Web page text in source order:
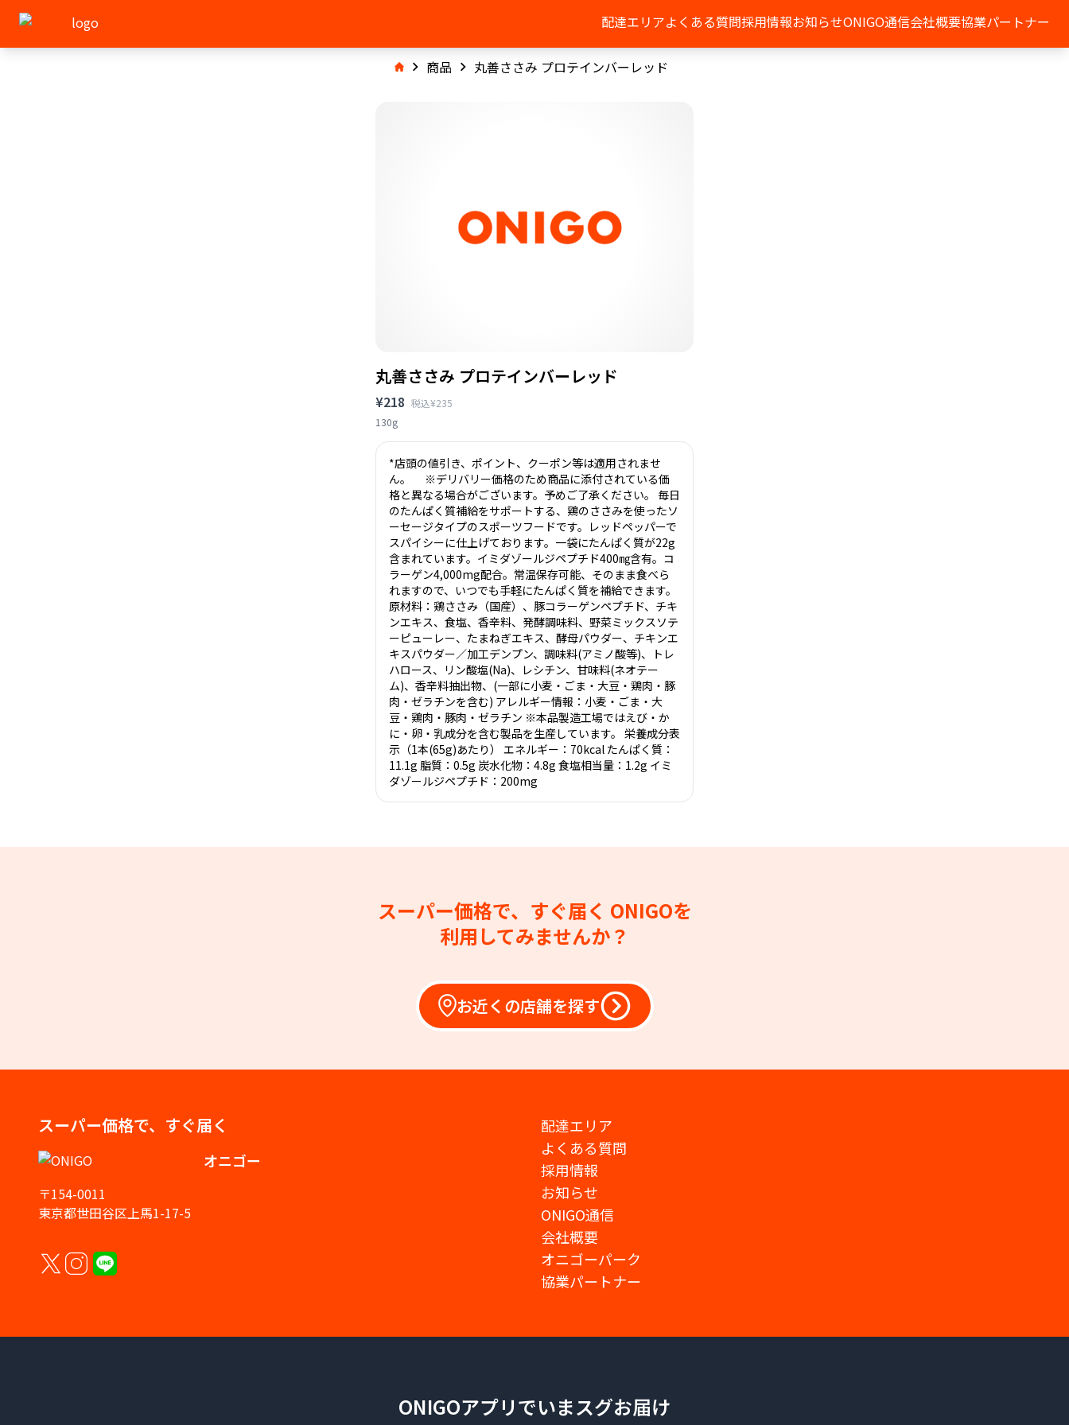
配達エリアよくある質問採用情報お知らせONIGO通信会社概要協業パートナー
商品 丸善ささみ プロテインバーレッド
丸善ささみ プロテインバーレッド
¥218 税込¥235
130g
*店頭の値引き、ポイント、クーポン等は適用されませ
ん。 ※デリバリー価格のため商品に添付されている価
格と異なる場合がございます。予めご了承ください。 毎日
のたんぱく質補給をサポートする、鶏のささみを使ったソ
ーセージタイプのスポーツフードです。レッドペッパーで
スパイシーに仕上げております。一袋にたんぱく質が22g
含まれています。イミダゾールジペプチド400㎎含有。コ
ラーゲン4,000mg配合。常温保存可能、そのまま食べら
れますので、いつでも手軽にたんぱく質を補給できます。
原材料：鶏ささみ（国産）、豚コラーゲンペプチド、チキ
ンエキス、食塩、香辛料、発酵調味料、野菜ミックスソテ
ーピューレー、たまねぎエキス、酵母パウダー、チキンエ
キスパウダー／加工デンプン、調味料(アミノ酸等)、トレ
ハロース、リン酸塩(Na)、レシチン、甘味料(ネオテー
ム)、香辛料抽出物、(一部に小麦・ごま・大豆・鶏肉・豚
肉・ゼラチンを含む) アレルギー情報：小麦・ごま・大
豆・鶏肉・豚肉・ゼラチン ※本品製造工場ではえび・か
に・卵・乳成分を含む製品を生産しています。 栄養成分表
示（1本(65g)あたり） エネルギー：70kcal たんぱく質：
11.1g 脂質：0.5g 炭水化物：4.8g 食塩相当量：1.2g イミ
ダゾールジペプチド：200mg
スーパー価格で、すぐ届く ONIGOを
利用してみませんか？
お近くの店舗を探す
スーパー価格で、すぐ届く
オニゴー
〒154-0011
東京都世田谷区上馬1-17-5
配達エリア
よくある質問
採用情報
お知らせ
ONIGO通信
会社概要
オニゴーパーク
協業パートナー
ONIGOアプリでいまスグお届け